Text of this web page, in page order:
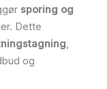
sporing og
Dette
,
og